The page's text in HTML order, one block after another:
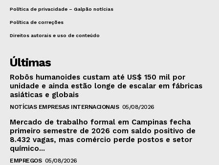
Política de privacidade – Galpão notícias
Política de correções
Direitos autorais e uso de conteúdo
Últimas
Robôs humanoides custam até US$ 150 mil por
unidade e ainda estão longe de escalar em fábricas
asiáticas e globais
NOTÍCIAS EMPRESAS INTERNACIONAIS 05/08/2026
Mercado de trabalho formal em Campinas fecha
primeiro semestre de 2026 com saldo positivo de
8.432 vagas, mas comércio perde postos e setor
químico...
EMPREGOS 05/08/2026